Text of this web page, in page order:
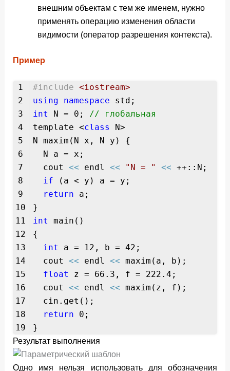
внешним объектам с тем же именем, нужно
применять операцию изменения области
видимости (оператор разрешения контекста).
Пример
1
2
3
4
5
6
7
8
9
10
11
12
13
14
15
16
17
18
19
#include
<iostream>
using
namespace std;
int
N = 0; // глобальная
template <class
N>
N maxim(N x, N y) {
N a = x;
cout<< endl<< "N = " << ++::N;
if (a < y) a = y;
return a;
}
int
main()
{
int
a = 12, b = 42;
cout<< endl<< maxim(a, b);
float
z = 66.3, f = 222.4;
cout<< endl<< maxim(z, f);
cin.get();
return 0;
}
Результат выполнения
Одно имя нельзя использовать для обозначения